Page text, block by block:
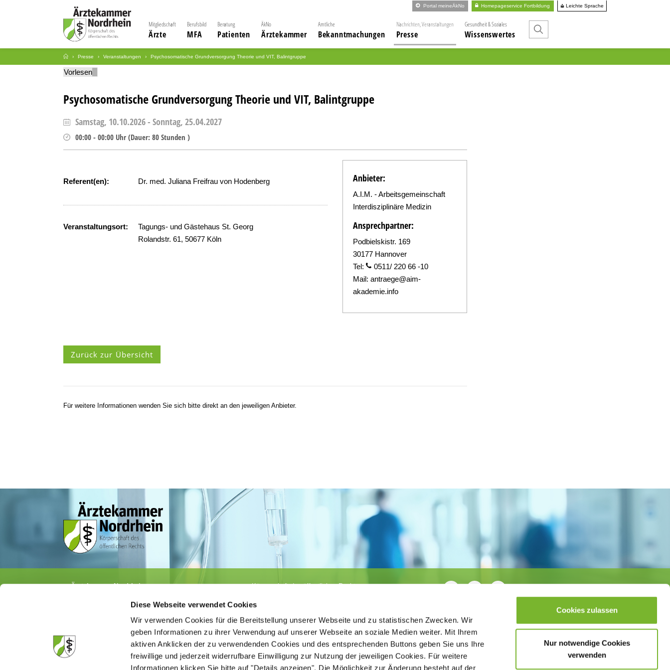
Diese Webseite verwendet Cookies
Wir verwenden Cookies für die Bereitstellung unserer Webseite und zu statistischen Zwecken. Wir
geben Informationen zu ihrer Verwendung auf unserer Webseite an soziale Medien weiter. Mit Ihrem
aktiven Anklicken der zu verwendenden Cookies und des entsprechenden Buttons geben Sie uns Ihre
freiwillige und jederzeit widerrufbare Einwilligung zur Nutzung der jeweiligen Cookies. Für weitere
Informationen klicken Sie bitte auf "Details anzeigen". Die Möglichkeit zur Änderung besteht auf der
Cookies zulassen
Nur notwendige Cookies
verwenden
Portal meineÄkNo Homepageservice Fortbildung Leichte Sprache
Mitgliedschaft
Ärzte
Berufsbild
MFA
Beratung
Patienten
ÄkNo
Ärztekammer
Amtliche
Bekanntmachungen
Nachrichten, Veranstaltungen
Presse
Gesundheit & Soziales
Wissenswertes
Presse Veranstaltungen Psychosomatische Grundversorgung Theorie und VIT, Balintgruppe
Vorlesen
Psychosomatische Grundversorgung Theorie und VIT, Balintgruppe
Samstag, 10.10.2026- Sonntag, 25.04.2027
00:00 - 00:00 Uhr (Dauer: 80 Stunden )
Referent(en): Dr. med. Juliana Freifrau von Hodenberg
Veranstaltungsort:
Tagungs- und Gästehaus St. Georg
Rolandstr. 61, 50677 Köln
Anbieter:
A.I.M. - Arbeitsgemeinschaft
Interdisziplinäre Medizin
Ansprechpartner:
Podbielskistr. 169
30177 Hannover
Tel:
0511/ 220 66 -10
Mail: antraege@aim-
akademie.info
Zurück zur Übersicht
Für weitere Informationen wenden Sie sich bitte direkt an den jeweiligen Anbieter.
Ärztekammer Nordrhein
· Fax 0211 / 4302 2009
aerztekammer@aekno.de
Körperschaft des öffentlichen Rechts
Die Medizinsuchmaschine "Medisuch" bestätigt der